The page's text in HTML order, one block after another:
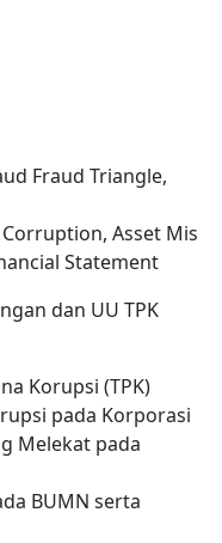
Fraud Triangle,
Asset Mis
Statement
dan UU TPK
Korupsi (TPK)
pada Korporasi
Melekat pada
BUMN serta